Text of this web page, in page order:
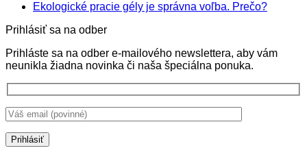
SPF
len
ochrana
komentáre
Ekologické
Prírodná
starostlivosť
Ekologické pracie gély je správna voľba. Prečo?Žiadne
pracie
Prihlásiť sa na odber
Prihláste sa na odber e-mailového newslettera, aby vám
neunikla žiadna novinka či naša špeciálna ponuka.